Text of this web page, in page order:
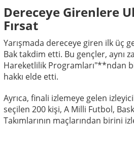
Dereceye Girenlere
Fırsat
Yarışmada dereceye giren ilk üç
Bak takdim etti. Bu gençler, aynı
Hareketlilik Programları"**ndan
hakkı elde etti.
Ayrıca, finali izlemeye gelen
seçilen 200 kişi, A Milli Futbol,
Takımlarının maçlarından birini